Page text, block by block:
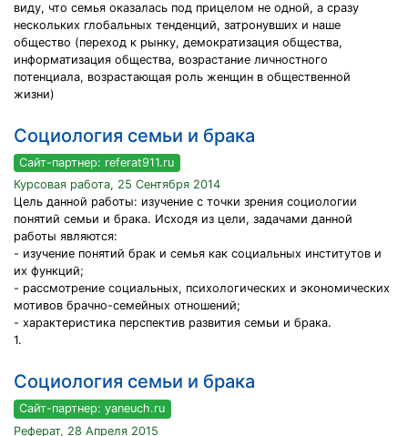
виду, что семья оказалась под прицелом не одной, а сразу
нескольких глобальных тенденций, затронувших и наше
общество (переход к рынку, демократизация общества,
информатизация общества, возрастание личностного
потенциала, возрастающая роль женщин в общественной
жизни)
Социология семьи и брака
Сайт-партнер: referat911.ru
Курсовая работа, 25 Сентября 2014
Цель данной работы: изучение с точки зрения социологии
понятий семьи и брака. Исходя из цели, задачами данной
работы являются:
- изучение понятий брак и семья как социальных институтов и
их функций;
- рассмотрение социальных, психологических и экономических
мотивов брачно-семейных отношений;
- характеристика перспектив развития семьи и брака.
1.
Социология семьи и брака
Сайт-партнер: yaneuch.ru
Реферат, 28 Апреля 2015